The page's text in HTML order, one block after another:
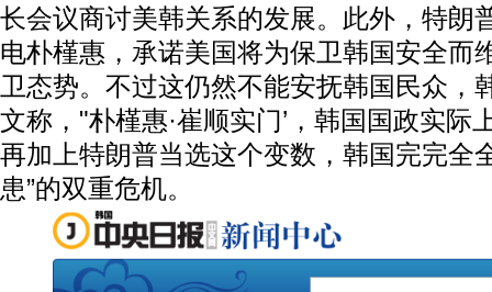
长会议商讨美韩关系的发展。此外，特朗
电朴槿惠，承诺美国将为保卫韩国安全而
卫态势。不过这仍然不能安抚韩国民众，
文称，"朴槿惠·崔顺实门’，韩国国政实际
再加上特朗普当选这个变数，韩国完完全
患”的双重危机。